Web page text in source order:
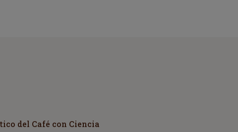
del Café con Ciencia